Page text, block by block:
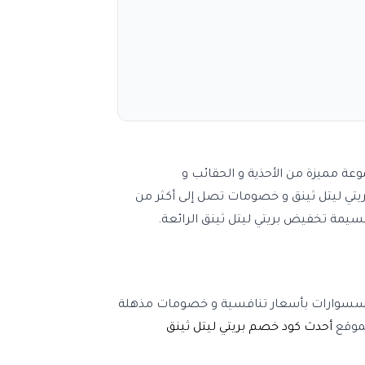
مميزة من الأحذية و الحقائب و
ليتل ثينق و خصومات تصل إلى أكثر من
تخفيض بريتي ليتل ثينق الرائعة.
بأسعار تنافسية و خصومات مذهلة
أحدث كود خصم بريتي ليتل ثينق